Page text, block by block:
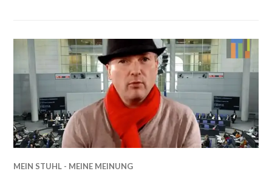
MEIN STUHL - MEINE MEINUNG